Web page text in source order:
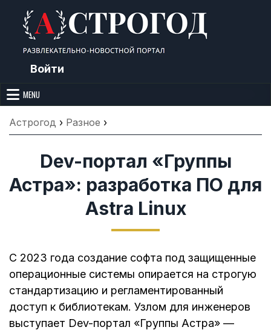
content
Войти
Астрогод: Праздники сегодня,
Лунный календарь, Приметы,
Что нельзя делать, Гороскопы и
Сонник
приметы, точный гороскоп и толкование снов. Читайте, что можно и
MENU
Астрогод › Разное ›
Dev-портал «Группы
Астра»: разработка ПО для
Astra Linux
С 2023 года создание софта под защищенные
операционные системы опирается на строгую
стандартизацию и регламентированный
доступ к библиотекам. Узлом для инженеров
выступает Dev-портал «Группы Астра» —